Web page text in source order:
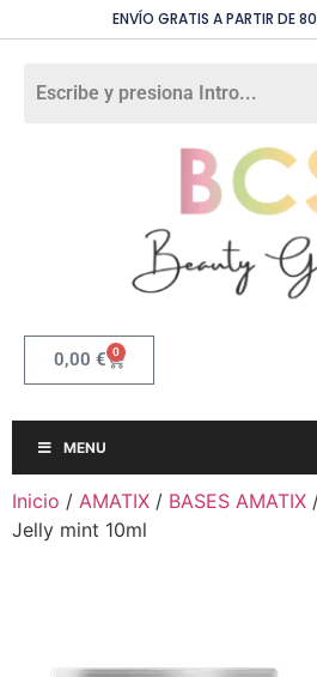
ENVÍO GRATIS A PARTIR DE
0,00 € 0
MENU
Inicio / AMATIX / BASES AMATIX
Jelly mint 10ml